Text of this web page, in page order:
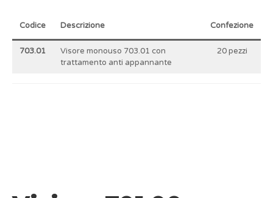
Codice Descrizione Confezione
703.01
Visore monouso 703.01 con
trattamento anti appannante
20 pezzi